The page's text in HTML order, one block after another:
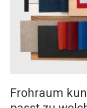
Frohraum